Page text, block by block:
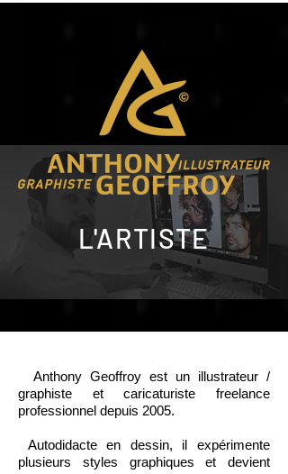
L'ARTISTE
Anthony Geoffroy est un illustrateur /
graphiste et caricaturiste freelance
professionnel depuis 2005.
Autodidacte en dessin, il expérimente
plusieurs styles graphiques et devient